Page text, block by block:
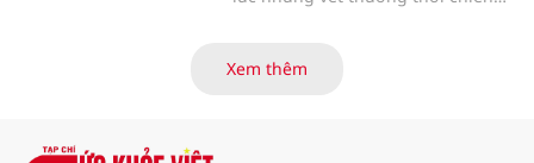
binh và người có công Long Đất
Xem thêm